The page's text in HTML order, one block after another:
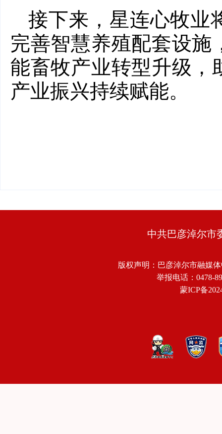
接下来，星连心牧业
完善智慧养殖配套设施
能畜牧产业转型升级，
产业振兴持续赋能。
中共巴彦淖尔市
版权声明：巴彦淖尔市融媒
举报电话：0478-
蒙ICP备